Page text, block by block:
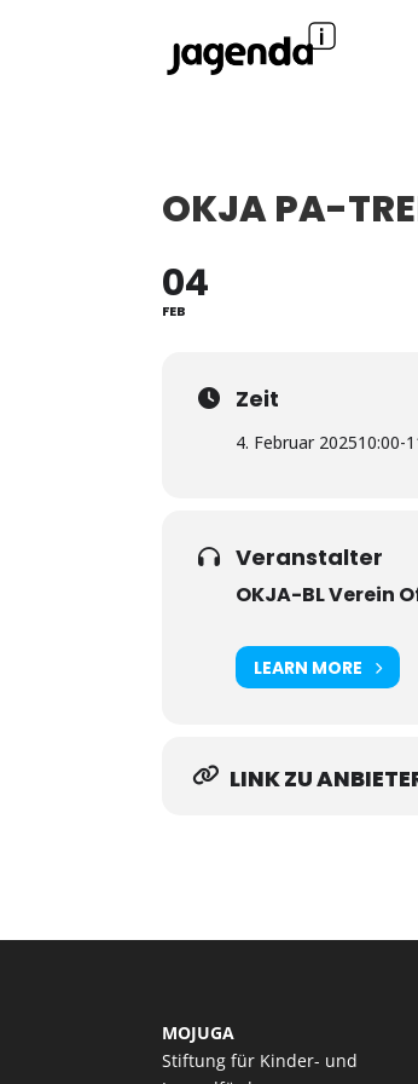
OKJA PA-
04
FEB
Zeit
4. Februar 202510:00-
Veranstalter
OKJA-BL Verein
LEARN MORE
LINK ZU
MOJUGA
Stiftung für Kinder- und